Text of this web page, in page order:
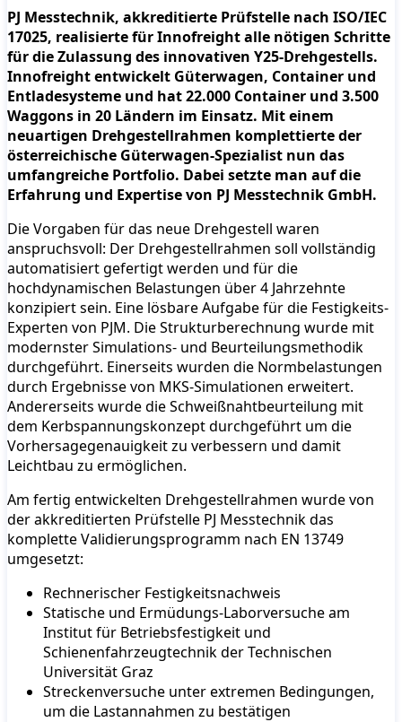
PJ Messtechnik, akkreditierte Prüfstelle nach ISO/IEC
17025, realisierte für Innofreight alle nötigen Schritte
für die Zulassung des innovativen Y25-Drehgestells.
Innofreight entwickelt Güterwagen, Container und
Entladesysteme und hat 22.000 Container und 3.500
Waggons in 20 Ländern im Einsatz. Mit einem
neuartigen Drehgestellrahmen komplettierte der
österreichische Güterwagen-Spezialist nun das
umfangreiche Portfolio. Dabei setzte man auf die
Erfahrung und Expertise von PJ Messtechnik GmbH.
Die Vorgaben für das neue Drehgestell waren
anspruchsvoll: Der Drehgestellrahmen soll vollständig
automatisiert gefertigt werden und für die
hochdynamischen Belastungen über 4 Jahrzehnte
konzipiert sein. Eine lösbare Aufgabe für die Festigkeits-
Experten von PJM. Die Strukturberechnung wurde mit
modernster Simulations- und Beurteilungsmethodik
durchgeführt. Einerseits wurden die Normbelastungen
durch Ergebnisse von MKS-Simulationen erweitert.
Andererseits wurde die Schweißnahtbeurteilung mit
dem Kerbspannungskonzept durchgeführt um die
Vorhersagegenauigkeit zu verbessern und damit
Leichtbau zu ermöglichen.
Am fertig entwickelten Drehgestellrahmen wurde von
der akkreditierten Prüfstelle PJ Messtechnik das
komplette Validierungsprogramm nach EN 13749
umgesetzt:
Rechnerischer Festigkeitsnachweis
Statische und Ermüdungs-Laborversuche am
Institut für Betriebsfestigkeit und
Schienenfahrzeugtechnik der Technischen
Universität Graz
Streckenversuche unter extremen Bedingungen,
um die Lastannahmen zu bestätigen